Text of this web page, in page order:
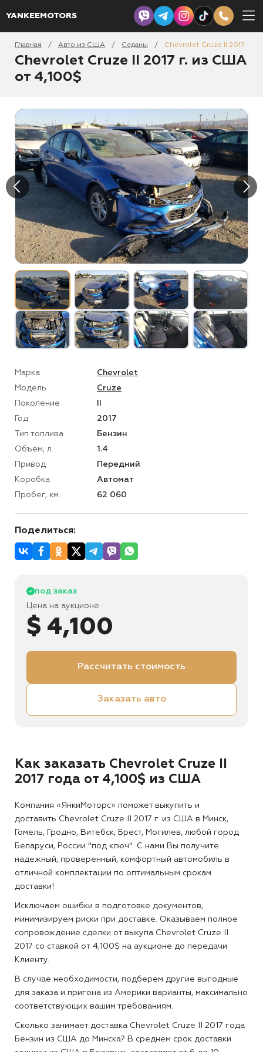
YANKEEMOTORS
Главная / Авто из США / Седаны / Chevrolet Cruze II 2017
Chevrolet Cruze II 2017 г. из США
от 4,100$
Марка
Chevrolet
Модель
Cruze
Поколение
Год
2017
Тип топлива
Бензин
Объем, л.
1.4
Привод
Передний
Коробка
Автомат
Пробег, км.
62 060
Поделиться:
под заказ
Цена на аукционе
$ 4,100
Рассчитать стоимость
Заказать авто
Как заказать Chevrolet Cruze II
2017 года от 4,100$ из США
Компания «ЯнкиМоторс» поможет выкупить и
доставить Chevrolet Cruze II 2017 г. из США в Минск,
Гомель, Гродно, Витебск, Брест, Могилев, любой город
Беларуси, России "под ключ". С нами Вы получите
надежный, проверенный, комфортный автомобиль в
отличной комплектации по оптимальным срокам
доставки!
Исключаем ошибки в подготовке документов,
минимизируем риски при доставке. Оказываем полное
сопровождение сделки от выкупа Chevrolet Cruze II
2017 со ставкой от 4,100$ на аукционе до передачи
Клиенту.
В случае необходимости, подберем другие выгодные
для заказа и пригона из Америки варианты, максимально
соответствующих вашим требованиям.
Сколько занимает доставка Chevrolet Cruze II 2017 года
Бензин из США до Минска? В среднем срок доставки